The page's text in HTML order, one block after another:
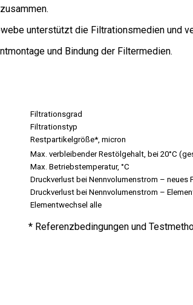
unterstützt die Filtrationsmedien und
und Bindung der Filtermedien.
Filtrationsgrad
Filtrationstyp
Restpartikelgröße*, micron
Max. verbleibender Restölgehalt, bei 20°C
Max. Betriebstemperatur, °C
Druckverlust bei Nennvolumenstrom – neues
Druckverlust bei Nennvolumenstrom –
Elementwechsel alle
* Referenzbedingungen und